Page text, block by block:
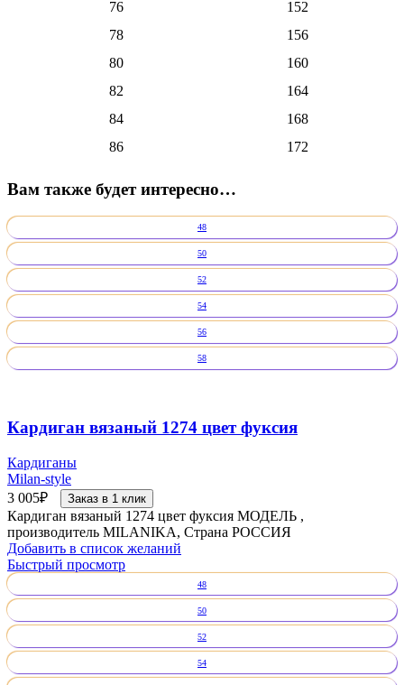
76
152
78
156
80
160
82
164
84
168
86
172
Вам также будет интересно…
48
50
52
54
56
58
Кардиган вязаный 1274 цвет фуксия
Кардиганы
Milan-style
3 005₽ Заказ в 1 клик
Кардиган вязаный 1274 цвет фуксия МОДЕЛЬ ,
производитель MILANIKA, Страна РОССИЯ
Добавить в список желаний
Быстрый просмотр
48
50
52
54